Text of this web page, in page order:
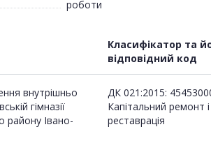
роботи
Класифікатор та
відповідний код
внутрішньо
гімназії
району Івано-
ДК 021:2015:
Капітальний ремонт і
реставрація